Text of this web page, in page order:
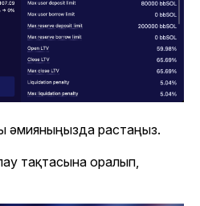
әмияныңызда растаңыз.
тақтасына оралып,